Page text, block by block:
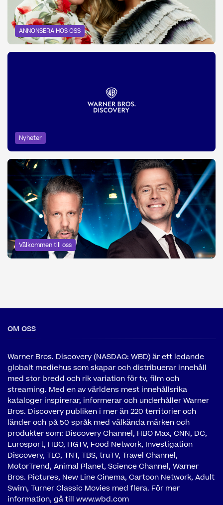
ANNONSERA HOS OSS
Nyheter
Välkommen till oss
OM OSS
Warner Bros. Discovery (NASDAQ: WBD) är ett ledande
globalt mediehus som skapar och distribuerar innehåll
med stor bredd och rik variation för tv, film och
streaming. Med en av världens mest innehållsrika
kataloger inspirerar, informerar och underhåller Warner
Bros. Discovery publiken i mer än 220 territorier och
länder och på 50 språk med välkända märken och
produkter som: Discovery Channel, HBO Max, CNN, DC,
Eurosport, HBO, HGTV, Food Network, Investigation
Discovery, TLC, TNT, TBS, truTV, Travel Channel,
MotorTrend, Animal Planet, Science Channel, Warner
Bros. Pictures, New Line Cinema, Cartoon Network, Adult
Swim, Turner Classic Movies med flera. För mer
information, gå till www.wbd.com